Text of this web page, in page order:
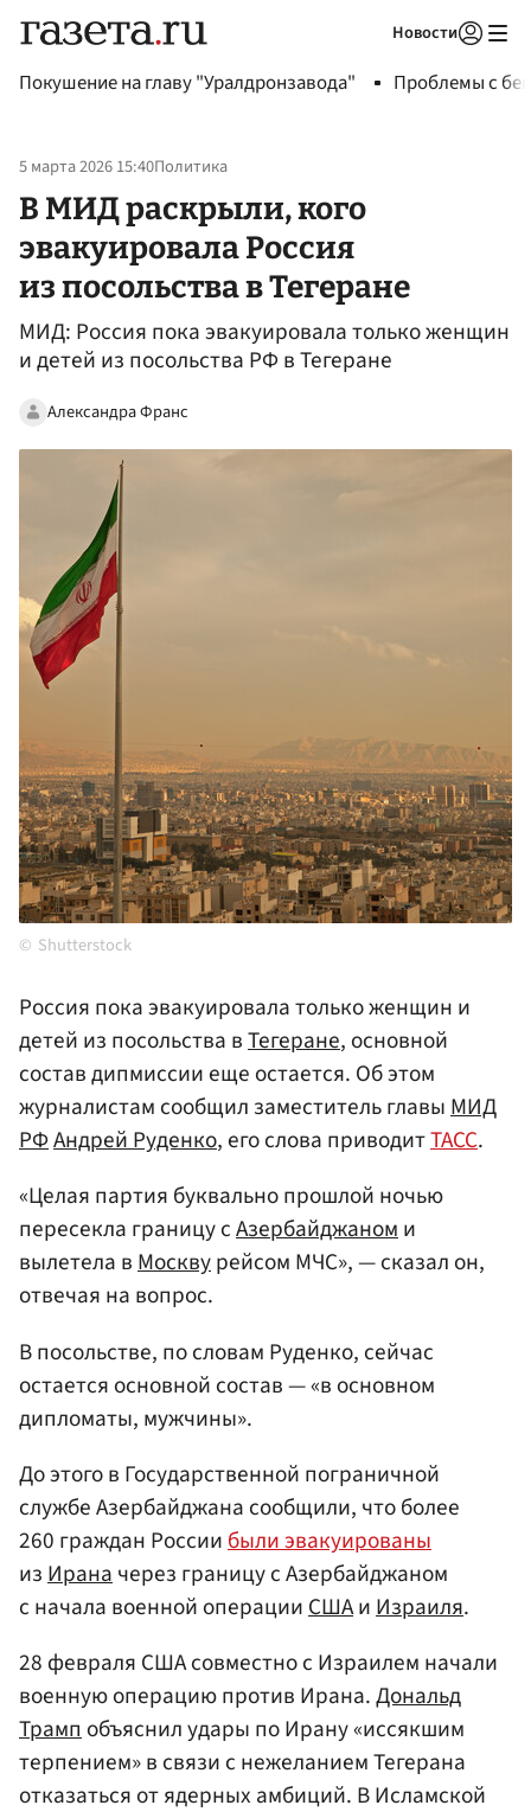
Новости
Покушение на главу "Уралдронзавода" Проблемы с
5 марта 2026 15:40Политика
В МИД раскрыли, кого
эвакуировала Россия
из посольства в Тегеране
МИД: Россия пока эвакуировала только женщин
и детей из посольства РФ в Тегеране
Александра Франс
Shutterstock
Россия пока эвакуировала только женщин и
детей из посольства вТегеране, основной
состав дипмиссии еще остается. Об этом
журналистам сообщил заместитель главыМИД
РФАндрей Руденко, его слова приводитТАСС.
«Целая партия буквально прошлой ночью
пересекла границу сАзербайджаноми
вылетела вМосквурейсом МЧС», — сказал он,
отвечая на вопрос.
В посольстве, по словам Руденко, сейчас
остается основной состав — «в основном
дипломаты, мужчины».
До этого в Государственной пограничной
службе Азербайджана сообщили, что более
260 граждан Россиибыли эвакуированы
изИраначерез границу с Азербайджаном
с начала военной операцииСШАиИзраиля.
28 февраля США совместно с Израилем начали
военную операцию против Ирана.Дональд
Трампобъяснил удары по Ирану «иссякшим
терпением» в связи с нежеланием Тегерана
отказаться от ядерных амбиций. В Исламской